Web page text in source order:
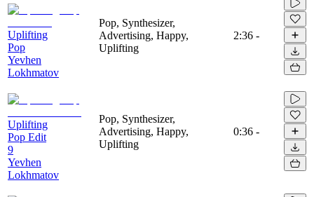
Uplifting
Pop
Yevhen
Lokhmatov
Pop, Synthesizer,
Advertising, Happy,
Uplifting
2:36 -
Uplifting
Pop Edit
9
Yevhen
Lokhmatov
Pop, Synthesizer,
Advertising, Happy,
Uplifting
0:36 -